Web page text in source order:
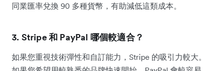
同業匯率兌換 90 多種貨幣，有助減低這類成本。
3. Stripe 和 PayPal 哪個較適合？
如果您重視技術彈性和自訂能力，Stripe 的吸引力較大。